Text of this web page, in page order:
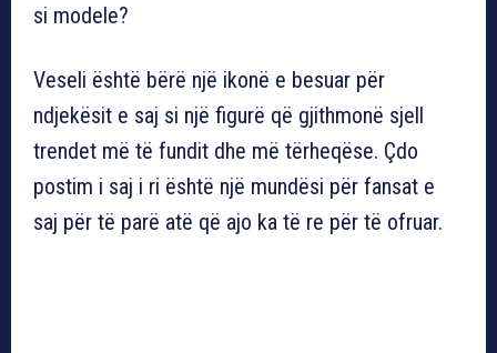
si modele?
Veseli është bërë një ikonë e besuar për
ndjekësit e saj si një figurë që gjithmonë sjell
trendet më të fundit dhe më tërheqëse. Çdo
postim i saj i ri është një mundësi për fansat e
saj për të parë atë që ajo ka të re për të ofruar.